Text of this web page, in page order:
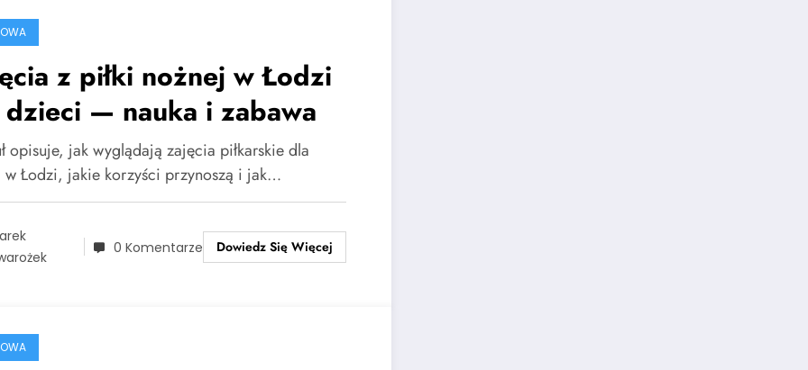
z piłki nożnej w Łodzi
— nauka i zabawa
opisuje, jak wyglądają zajęcia piłkarskie dla
Łodzi, jakie korzyści przynoszą i jak…
0 Komentarze Dowiedz Się Więcej